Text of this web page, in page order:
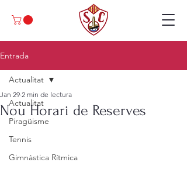
Entrada
Actualitat
Piragüisme
Tennis
Gimnàstica Rítmica
Actualitat
Nou Horari de Reserves
Jan 29 2 min de lectura